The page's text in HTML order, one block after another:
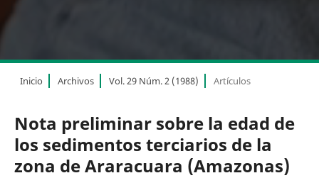
Inicio Archivos Vol. 29 Núm. 2 (1988) Artículos
Nota preliminar sobre la edad de
los sedimentos terciarios de la
zona de Araracuara (Amazonas)